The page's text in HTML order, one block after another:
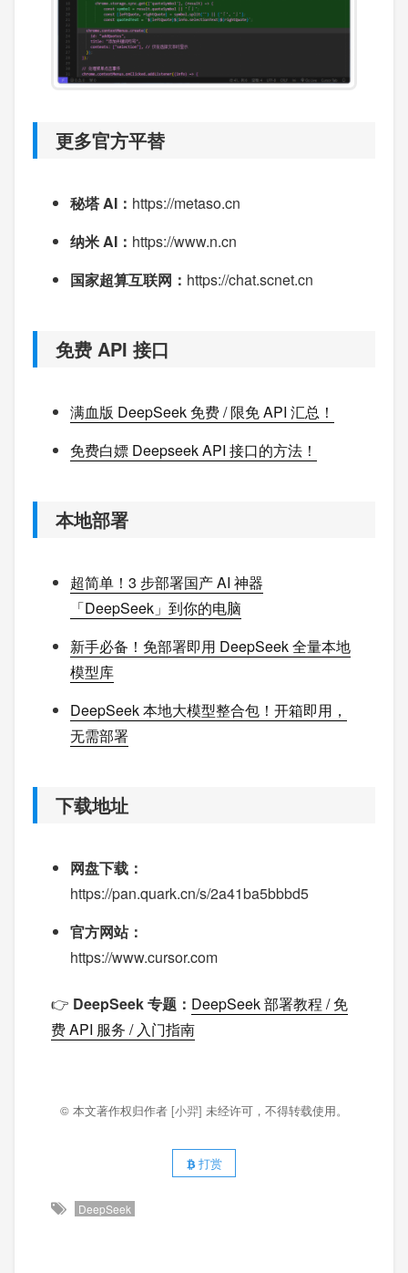
更多官方平替
秘塔 AI： https://metaso.cn
纳米 AI： https://www.n.cn
国家超算互联网： https://chat.scnet.cn
免费 API 接口
满血版 DeepSeek 免费 / 限免 API 汇总！
免费白嫖 Deepseek API 接口的方法！
本地部署
超简单！3 步部署国产 AI 神器
「DeepSeek」到你的电脑
新手必备！免部署即用 DeepSeek 全量本地
模型库
DeepSeek 本地大模型整合包！开箱即用，
无需部署
下载地址
网盘下载：
https://pan.quark.cn/s/2a41ba5bbbd5
官方网站：
https://www.cursor.com
👉 DeepSeek 专题： DeepSeek 部署教程 / 免
费 API 服务 / 入门指南
© 本文著作权归作者 [小羿] 未经许可，不得转载使用。
打赏
DeepSeek